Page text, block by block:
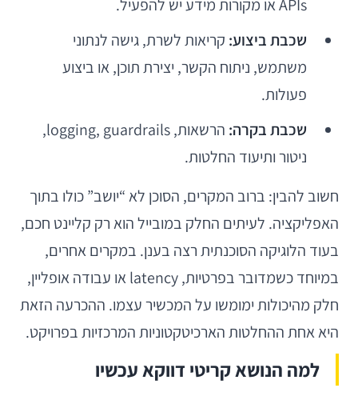
APIs או מקורות מידע יש להפעיל.
שכבת ביצוע: קריאות לשרת, גישה לנתוני
משתמש, ניתוח הקשר, יצירת תוכן, או ביצוע
פעולות.
שכבת בקרה:
הרשאות, logging, guardrails,
ניטור ותיעוד החלטות.
חשוב להבין: ברוב המקרים, הסוכן לא “יושב” כולו בתוך
האפליקציה. לעיתים החלק במובייל הוא רק קליינט חכם,
בעוד הלוגיקה הסוכנתית רצה בענן. במקרים אחרים,
במיוחד כשמדובר בפרטיות, latency או עבודה אופליין,
חלק מהיכולות ימומשו על המכשיר עצמו. ההכרעה הזאת
היא אחת ההחלטות הארכיטקטוניות המרכזיות בפרויקט.
למה הנושא קריטי דווקא עכשיו